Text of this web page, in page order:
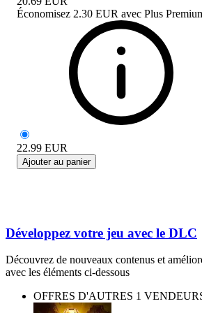
Économisez 2.30 EUR avec Plus
22.99 EUR
Ajouter au panier
Développez votre jeu avec le DLC
Découvrez de nouveaux contenus et
avec les éléments ci-dessous
OFFRES D'AUTRES 1